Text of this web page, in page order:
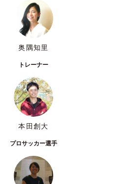
奥隅知里
トレーナー
本田創大
プロサッカー選手